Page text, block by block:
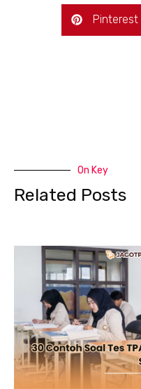
Pinterest
On Key
Related Posts